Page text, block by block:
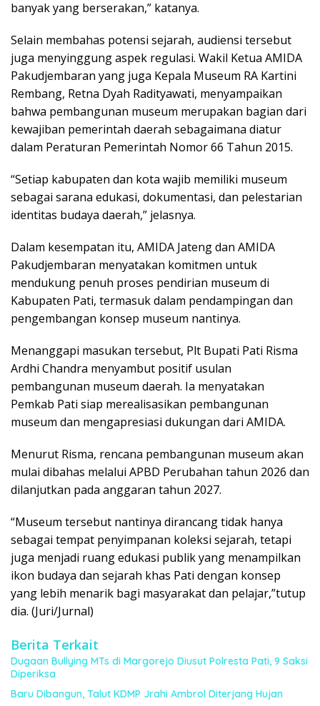
banyak yang berserakan,” katanya.
Selain membahas potensi sejarah, audiensi tersebut
juga menyinggung aspek regulasi. Wakil Ketua AMIDA
Pakudjembaran yang juga Kepala Museum RA Kartini
Rembang, Retna Dyah Radityawati, menyampaikan
bahwa pembangunan museum merupakan bagian dari
kewajiban pemerintah daerah sebagaimana diatur
dalam Peraturan Pemerintah Nomor 66 Tahun 2015.
“Setiap kabupaten dan kota wajib memiliki museum
sebagai sarana edukasi, dokumentasi, dan pelestarian
identitas budaya daerah,” jelasnya.
Dalam kesempatan itu, AMIDA Jateng dan AMIDA
Pakudjembaran menyatakan komitmen untuk
mendukung penuh proses pendirian museum di
Kabupaten Pati, termasuk dalam pendampingan dan
pengembangan konsep museum nantinya.
Menanggapi masukan tersebut, Plt Bupati Pati Risma
Ardhi Chandra menyambut positif usulan
pembangunan museum daerah. Ia menyatakan
Pemkab Pati siap merealisasikan pembangunan
museum dan mengapresiasi dukungan dari AMIDA.
Menurut Risma, rencana pembangunan museum akan
mulai dibahas melalui APBD Perubahan tahun 2026 dan
dilanjutkan pada anggaran tahun 2027.
“Museum tersebut nantinya dirancang tidak hanya
sebagai tempat penyimpanan koleksi sejarah, tetapi
juga menjadi ruang edukasi publik yang menampilkan
ikon budaya dan sejarah khas Pati dengan konsep
yang lebih menarik bagi masyarakat dan pelajar,”tutup
dia. (Juri/Jurnal)
Berita Terkait
Dugaan Bullying MTs di Margorejo Diusut Polresta Pati, 9 Saksi
Diperiksa
Baru Dibangun, Talut KDMP Jrahi Ambrol Diterjang Hujan